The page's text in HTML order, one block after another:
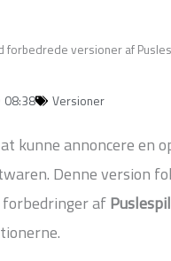
forbedrede versioner af
08:38 Versioner
kunne annoncere en
Denne version
afPuslespil